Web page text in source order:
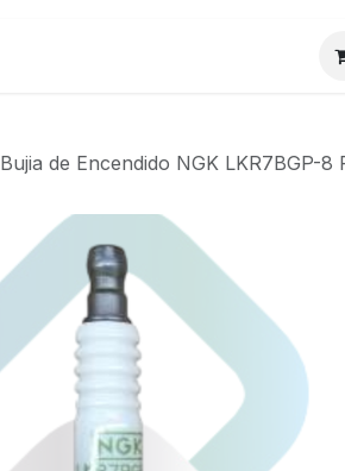
Bujia de Encendido NGK LKR7BGP-8